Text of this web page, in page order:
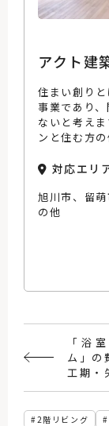
アクト建
住まい創り
事業であり
ないと考え
ンと住む方
え、打ち合
対応エリ
旭川市、留
の他
「浴
ム」の
工期・
ための
2階リビング